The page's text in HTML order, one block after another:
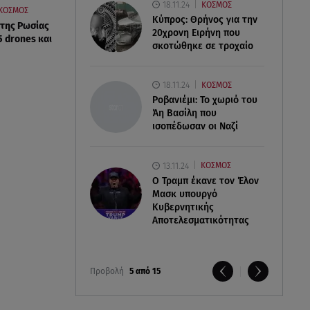
18.11.24 ΚΟΣΜΟΣ
Κύπρος: Θρήνος για την
20χρονη Ειρήνη που
σκοτώθηκε σε τροχαίο
18.11.24 ΚΟΣΜΟΣ
Ροβανιέμι: Το χωριό του
Άη Βασίλη που
ισοπέδωσαν οι Ναζί
13.11.24 ΚΟΣΜΟΣ
O Τραμπ έκανε τον Έλον
Μασκ υπουργό
Κυβερνητικής
Αποτελεσματικότητας
Προβολή 5 από 15
Ρωσίας
drones και